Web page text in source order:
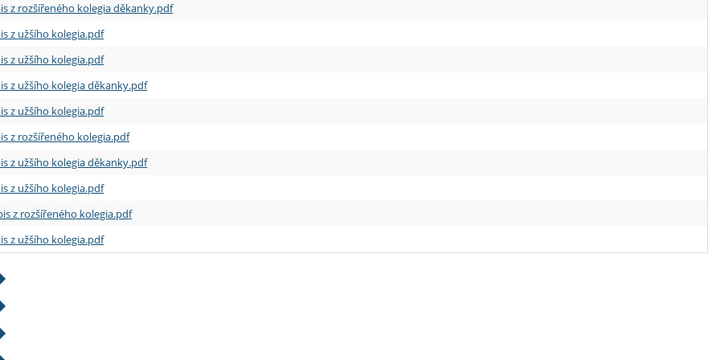
z rozšířeného kolegia děkanky.pdf
z užšího kolegia.pdf
z užšího kolegia.pdf
z užšího kolegia děkanky.pdf
z užšího kolegia.pdf
z rozšířeného kolegia.pdf
z užšího kolegia děkanky.pdf
z užšího kolegia.pdf
z rozšířeného kolegia.pdf
z užšího kolegia.pdf